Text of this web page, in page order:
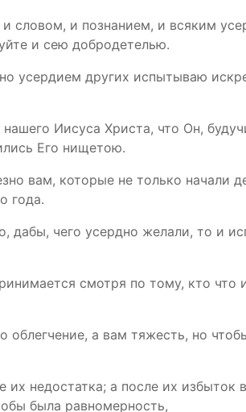
словом, и познанием, и всяким
и сею добродетелью.
усердием других испытываю
Иисуса Христа, что Он,
Его нищетою.
вам, которые не только начали
года.
дабы, чего усердно желали, то и
смотря по тому, кто что
облегчение, а вам тяжесть, но
недостатка; а после их избыток в
была равномерность,